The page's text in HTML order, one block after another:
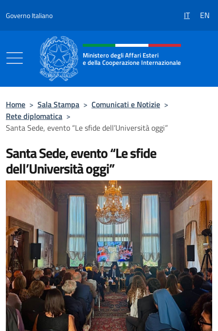
Governo Italiano IT EN
Intestazione sito, social e menù
Ministero degli Affari Esteri
e della Cooperazione Internazionale
Home > Sala Stampa > Comunicati e Notizie >
Rete diplomatica >
Santa Sede, evento “Le sfide dell’Università oggi”
Santa Sede, evento “Le sfide
dell’Università oggi”